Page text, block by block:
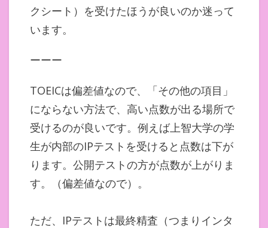
クシート）を受けたほうが良いのか迷って
います。
ーーー
TOEICは偏差値なので、「その他の項目」
にならない方法で、高い点数が出る場所で
受けるのが良いです。例えば上智大学の学
生が内部のIPテストを受けると点数は下が
ります。公開テストの方が点数が上がりま
す。（偏差値なので）。
ただ、IPテストは最終精査（つまりインタ